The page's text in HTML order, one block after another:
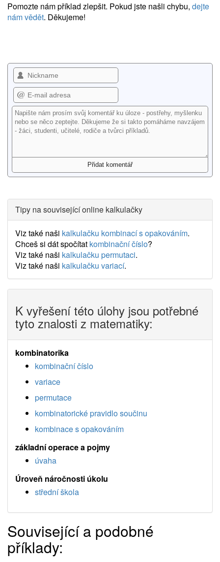
Pomozte nám příklad zlepšit. Pokud jste našli chybu, dejte
nám vědět. Děkujeme!
Tipy na související online kalkulačky
Viz také naši kalkulačku kombinací s opakováním.
Chceš si dát spočítat kombinační číslo?
Viz také naši kalkulačku permutaci.
Viz také naši kalkulačku variací.
K vyřešení této úlohy jsou potřebné
tyto znalosti z matematiky:
kombinatorika
kombinační číslo
variace
permutace
kombinatorické pravidlo součinu
kombinace s opakováním
základní operace a pojmy
úvaha
Úroveň náročnosti úkolu
střední škola
Související a podobné
příklady: